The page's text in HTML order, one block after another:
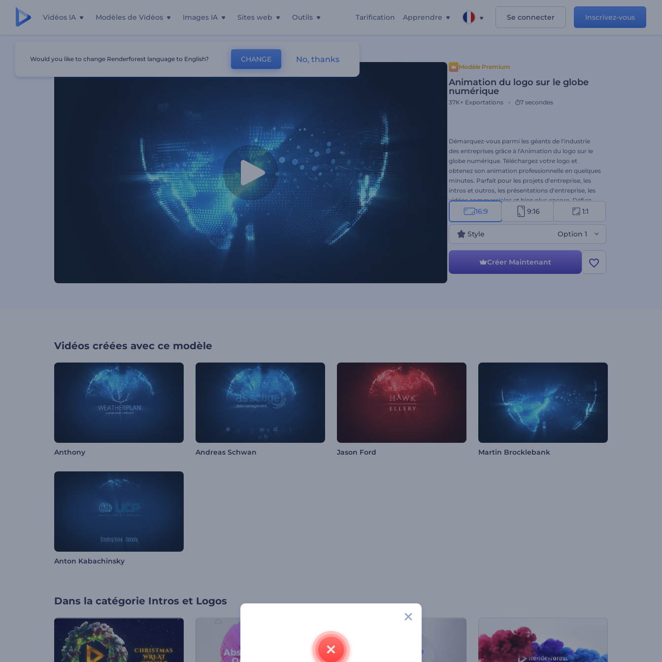
Vidéos IA Modèles de Vidéos Images IA Sites web Outils Tarification Apprendre Se connecter Inscrivez-vous
Animation Du Logo Sur Le Globe Numérique
Modèle Premium
Animation du logo sur le globe
numérique
37K+ Exportations 7 secondes
Démarquez-vous parmi les géants de l'industrie
des entreprises grâce à l'Animation du logo sur le
globe numérique. Téléchargez votre logo et
obtenez son animation professionnelle en quelques
minutes. Parfait pour les projets d'entreprise, les
intros et outros, les présentations d'entreprise, les
vidéos commerciales et bien plus encore. Défiez
vos concurrents avec une animation de logo
dynamique et élégante. N'hésitez pas à l'essayer !
16:9 9:16 1:1
Style Option 1
Créer Maintenant
Vidéos créées avec ce modèle
Anthony Andreas Schwan Jason Ford Martin Brocklebank
Anton Kabachinsky
Dans la catégorie Intros et Logos
Would you like to change Renderforest language to English? CHANGE No, thanks